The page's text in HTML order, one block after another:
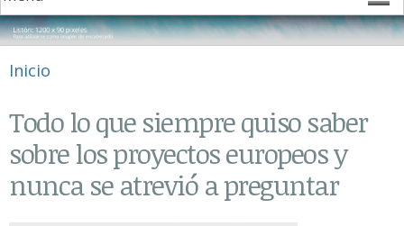
Se encuentra usted aquí
Inicio
Todo lo que siempre quiso saber
sobre los proyectos europeos y
nunca se atrevió a preguntar